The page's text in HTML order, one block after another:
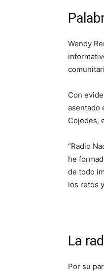
Wendy
Con
asentado
Cojedes,
“Radio
he
de todo
los retos
La
Por su